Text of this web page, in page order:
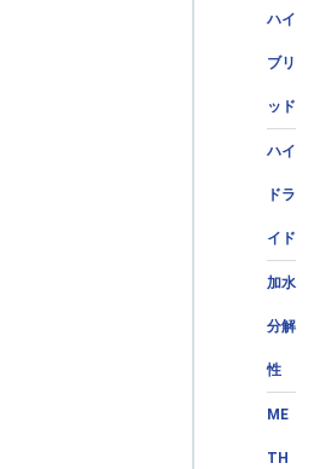
ハイ
ブリ
ッド
ハイ
ドラ
イド
加水
分解
性
ME
TH